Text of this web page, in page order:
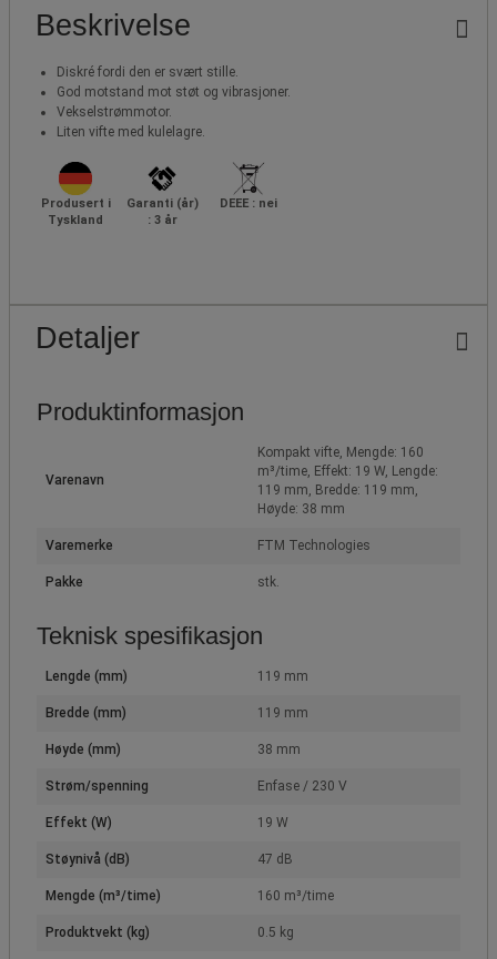
Beskrivelse
Diskré fordi den er svært stille.
God motstand mot støt og vibrasjoner.
Vekselstrømmotor.
Liten vifte med kulelagre.
Produsert i
Tyskland
Garanti (år)
: 3 år
DEEE : nei
Detaljer
Produktinformasjon
Varenavn
Kompakt vifte, Mengde: 160
m³/time, Effekt: 19 W, Lengde:
119 mm, Bredde: 119 mm,
Høyde: 38 mm
Varemerke FTM Technologies
Pakke stk.
Teknisk spesifikasjon
Lengde (mm) 119 mm
Bredde (mm) 119 mm
Høyde (mm) 38 mm
Strøm/spenning Enfase / 230 V
Effekt (W) 19 W
Støynivå (dB) 47 dB
Mengde (m³/time) 160 m³/time
Produktvekt (kg) 0.5 kg